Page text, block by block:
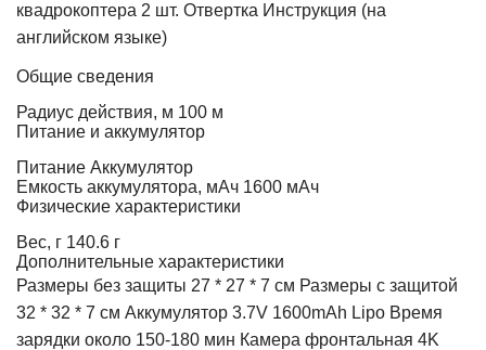
квадрокоптера 2 шт. Отвертка Инструкция (на
английском языке)
Общие сведения
Радиус действия, м 100 м
Питание и аккумулятор
Питание Аккумулятор
Емкость аккумулятора, мАч 1600 мАч
Физические характеристики
Вес, г 140.6 г
Дополнительные характеристики
Размеры без защиты 27 * 27 * 7 см Размеры с защитой
32 * 32 * 7 см Аккумулятор 3.7V 1600mAh Lipo Время
зарядки около 150-180 мин Камера фронтальная 4K